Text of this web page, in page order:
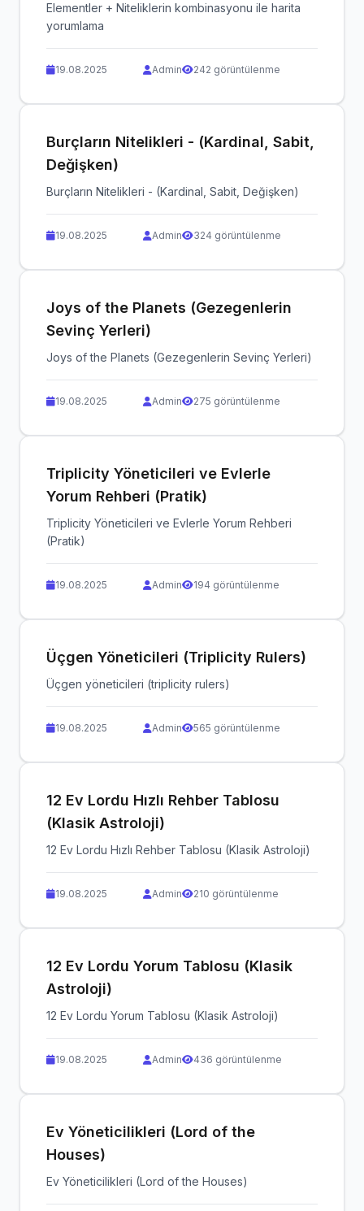
Elementler + Niteliklerin kombinasyonu ile harita
yorumlama
19.08.2025 Admin 242 görüntülenme
Burçların Nitelikleri - (Kardinal, Sabit,
Değişken)
Burçların Nitelikleri - (Kardinal, Sabit, Değişken)
19.08.2025 Admin 324 görüntülenme
Joys of the Planets (Gezegenlerin
Sevinç Yerleri)
Joys of the Planets (Gezegenlerin Sevinç Yerleri)
19.08.2025 Admin 275 görüntülenme
Triplicity Yöneticileri ve Evlerle
Yorum Rehberi (Pratik)
Triplicity Yöneticileri ve Evlerle Yorum Rehberi
(Pratik)
19.08.2025 Admin 194 görüntülenme
Üçgen Yöneticileri (Triplicity Rulers)
Üçgen yöneticileri (triplicity rulers)
19.08.2025 Admin 565 görüntülenme
12 Ev Lordu Hızlı Rehber Tablosu
(Klasik Astroloji)
12 Ev Lordu Hızlı Rehber Tablosu (Klasik Astroloji)
19.08.2025 Admin 210 görüntülenme
12 Ev Lordu Yorum Tablosu (Klasik
Astroloji)
12 Ev Lordu Yorum Tablosu (Klasik Astroloji)
19.08.2025 Admin 436 görüntülenme
Ev Yöneticilikleri (Lord of the
Houses)
Ev Yöneticilikleri (Lord of the Houses)